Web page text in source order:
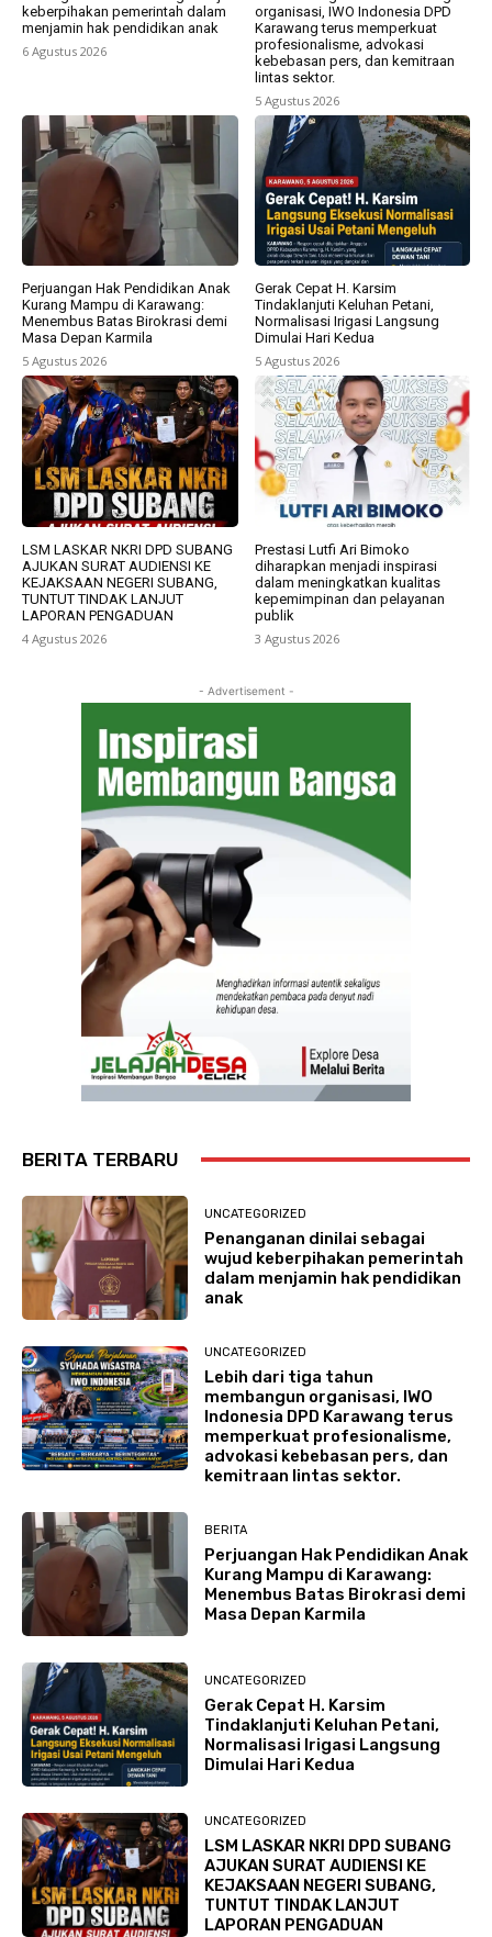
keberpihakan pemerintah dalam
menjamin hak pendidikan anak
6 Agustus 2026
organisasi, IWO Indonesia DPD
Karawang terus memperkuat
profesionalisme, advokasi
kebebasan pers, dan kemitraan
lintas sektor.
5 Agustus 2026
Perjuangan Hak Pendidikan Anak
Kurang Mampu di Karawang:
Menembus Batas Birokrasi demi
Masa Depan Karmila
5 Agustus 2026
Gerak Cepat H. Karsim
Tindaklanjuti Keluhan Petani,
Normalisasi Irigasi Langsung
Dimulai Hari Kedua
5 Agustus 2026
LSM LASKAR NKRI DPD SUBANG
AJUKAN SURAT AUDIENSI KE
KEJAKSAAN NEGERI SUBANG,
TUNTUT TINDAK LANJUT
LAPORAN PENGADUAN
4 Agustus 2026
Prestasi Lutfi Ari Bimoko
diharapkan menjadi inspirasi
dalam meningkatkan kualitas
kepemimpinan dan pelayanan
publik
3 Agustus 2026
- Advertisement -
BERITA TERBARU
UNCATEGORIZED
Penanganan dinilai sebagai
wujud keberpihakan pemerintah
dalam menjamin hak pendidikan
anak
UNCATEGORIZED
Lebih dari tiga tahun
membangun organisasi, IWO
Indonesia DPD Karawang terus
memperkuat profesionalisme,
advokasi kebebasan pers, dan
kemitraan lintas sektor.
BERITA
Perjuangan Hak Pendidikan Anak
Kurang Mampu di Karawang:
Menembus Batas Birokrasi demi
Masa Depan Karmila
UNCATEGORIZED
Gerak Cepat H. Karsim
Tindaklanjuti Keluhan Petani,
Normalisasi Irigasi Langsung
Dimulai Hari Kedua
UNCATEGORIZED
LSM LASKAR NKRI DPD SUBANG
AJUKAN SURAT AUDIENSI KE
KEJAKSAAN NEGERI SUBANG,
TUNTUT TINDAK LANJUT
LAPORAN PENGADUAN